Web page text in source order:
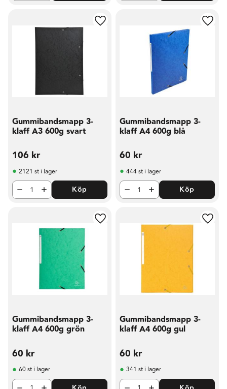
Gummibandsmapp 3-
klaff A3 600g svart
106 kr
Lägg till i favoriter
2121 st i lager
Köp
Gummibandsmapp 3-
klaff A4 600g blå
60 kr
444 st i lager
Köp
Gummibandsmapp 3-
klaff A4 600g grön
60 kr
Lägg till i favoriter
60 st i lager
Gummibandsmapp 3-
klaff A4 600g gul
60 kr
341 st i lager